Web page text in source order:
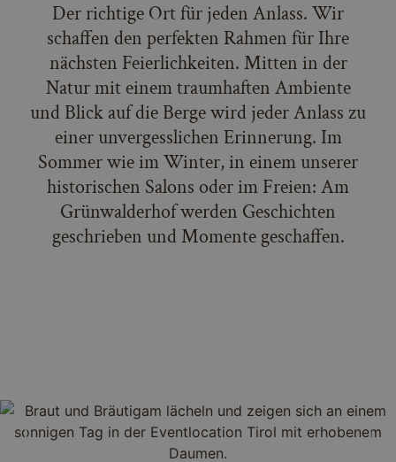
Der richtige Ort für jeden Anlass. Wir
schaffen den perfekten Rahmen für Ihre
nächsten Feierlichkeiten. Mitten in der
Natur mit einem traumhaften Ambiente
und Blick auf die Berge wird jeder Anlass zu
einer unvergesslichen Erinnerung. Im
Sommer wie im Winter, in einem unserer
historischen Salons oder im Freien: Am
Grünwalderhof werden Geschichten
geschrieben und Momente geschaffen.